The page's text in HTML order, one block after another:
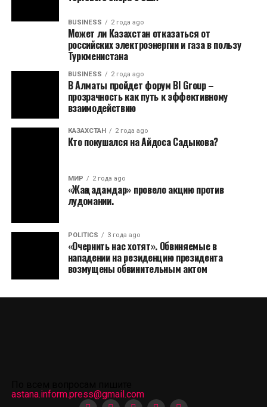
BUSINESS 2 года ago
Может ли Казахстан отказаться от
российских электроэнергии и газа в пользу
Туркменистана
BUSINESS 2 года ago
В Алматы пройдет форум BI Group –
прозрачность как путь к эффективному
взаимодействию
КАЗАХСТАН 2 года ago
Кто покушался на Айдоса Садыкова?
МИР 2 года ago
«Жаңа адамдар» провело акцию против
лудомании.
POLITICS 3 года ago
«Очернить нас хотят». Обвиняемые в
нападении на резиденцию президента
возмущены обвинительным актом
astana.inform.press@gmail.com